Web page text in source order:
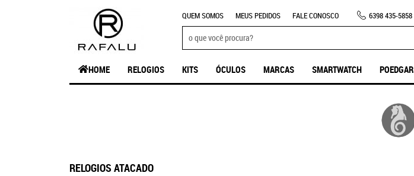
QUEM SOMOS MEUS PEDIDOS FALE CONOSCO 6398435-5858
HOME RELOGIOS KITS ÓCULOS MARCAS SMARTWATCH POEDGAR
RELOGIOS ATACADO